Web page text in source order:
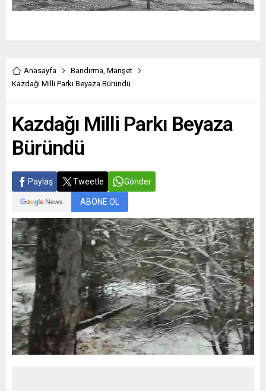
Anasayfa Bandırma, Manşet
Kazdağı Milli Parkı Beyaza Büründü
Kazdağı Milli Parkı Beyaza
Büründü
Paylaş Tweetle Gönder
ABONE OL